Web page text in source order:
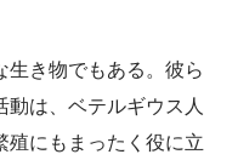
生き物でもある。彼ら
は、ベテルギウス人
殖にもまったく役に立